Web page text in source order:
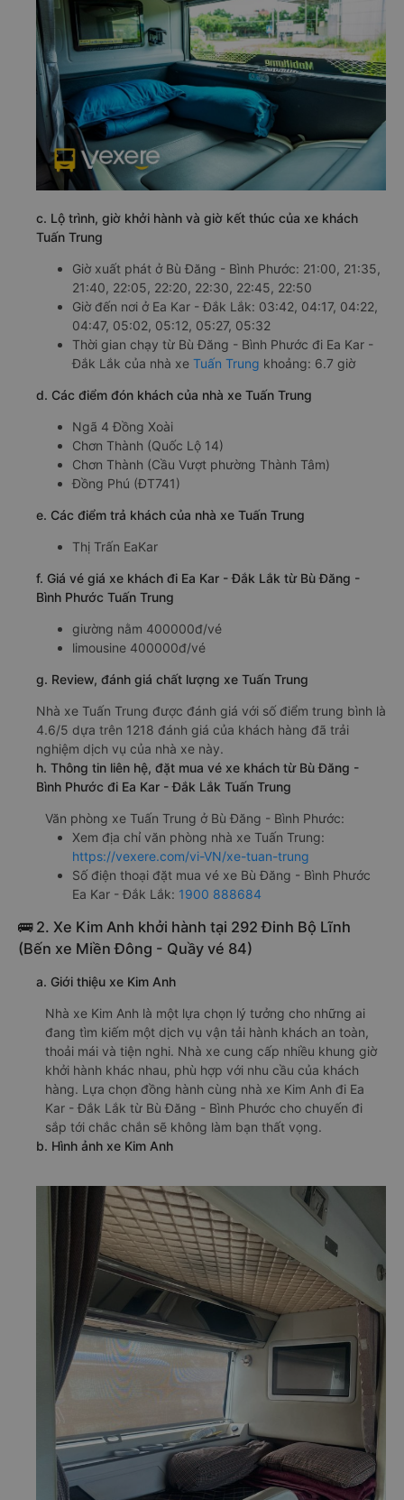
c. Lộ trình, giờ khởi hành và giờ kết thúc của xe khách
Tuấn Trung
Giờ xuất phát ở Bù Đăng - Bình Phước: 21:00, 21:35,
21:40, 22:05, 22:20, 22:30, 22:45, 22:50
Giờ đến nơi ở Ea Kar - Đắk Lắk: 03:42, 04:17, 04:22,
04:47, 05:02, 05:12, 05:27, 05:32
Thời gian chạy từ Bù Đăng - Bình Phước đi Ea Kar -
Đắk Lắk của nhà xe Tuấn Trung khoảng: 6.7 giờ
d. Các điểm đón khách của nhà xe Tuấn Trung
Ngã 4 Đồng Xoài
Chơn Thành (Quốc Lộ 14)
Chơn Thành (Cầu Vượt phường Thành Tâm)
Đồng Phú (ĐT741)
e. Các điểm trả khách của nhà xe Tuấn Trung
Thị Trấn EaKar
f. Giá vé giá xe khách đi Ea Kar - Đắk Lắk từ Bù Đăng -
Bình Phước Tuấn Trung
giường nằm 400000đ/vé
limousine 400000đ/vé
g. Review, đánh giá chất lượng xe Tuấn Trung
Nhà xe Tuấn Trung được đánh giá với số điểm trung bình là
4.6/5 dựa trên 1218 đánh giá của khách hàng đã trải
nghiệm dịch vụ của nhà xe này.
h. Thông tin liên hệ, đặt mua vé xe khách từ Bù Đăng -
Bình Phước đi Ea Kar - Đắk Lắk Tuấn Trung
Văn phòng xe Tuấn Trung ở Bù Đăng - Bình Phước:
Xem địa chỉ văn phòng nhà xe Tuấn Trung:
https://vexere.com/vi-VN/xe-tuan-trung
Số điện thoại đặt mua vé xe Bù Đăng - Bình Phước
Ea Kar - Đắk Lắk: 1900 888684
🚌 2. Xe Kim Anh khởi hành tại 292 Đinh Bộ Lĩnh
(Bến xe Miền Đông - Quầy vé 84)
a. Giới thiệu xe Kim Anh
Nhà xe Kim Anh là một lựa chọn lý tưởng cho những ai
đang tìm kiếm một dịch vụ vận tải hành khách an toàn,
thoải mái và tiện nghi. Nhà xe cung cấp nhiều khung giờ
khởi hành khác nhau, phù hợp với nhu cầu của khách
hàng. Lựa chọn đồng hành cùng nhà xe Kim Anh đi Ea
Kar - Đắk Lắk từ Bù Đăng - Bình Phước cho chuyến đi
sắp tới chắc chắn sẽ không làm bạn thất vọng.
b. Hình ảnh xe Kim Anh